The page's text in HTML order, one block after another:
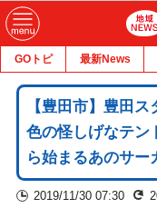
GOトピ 最新News
【豊田市】豊田
色の怪しげなテン
ら始まるあのサー
2019/11/30 07:30